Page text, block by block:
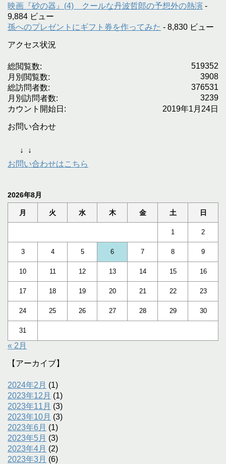
映画『砂の器』(4) クールな丹波哲郎の予想外の熱演 -
9,884 ビュー
孫へのプレゼントにギフト券を作ってみた - 8,830 ビュー
アクセス状況
519352
総閲覧数:
3908
月別閲覧数:
376531
総訪問者数:
3239
月別訪問者数:
2019年1月24日
カウント開始日:
お問い合わせ
↓
↓
お問い合わせはこちら
2026年8月
月 火 水 木 金 土 日
1 2
3 4 5 6 7 8 9
10 11 12 13 14 15 16
17 18 19 20 21 22 23
24 25 26 27 28 29 30
31
« 2月
【アーカイブ】
2024年2月 (1)
2023年12月 (1)
2023年11月 (3)
2023年10月 (3)
2023年6月 (1)
2023年5月 (3)
2023年4月 (2)
2023年3月 (6)